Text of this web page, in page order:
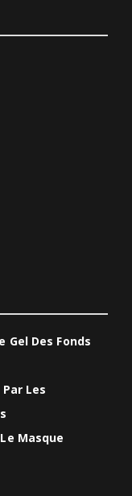
Gel Des Fonds
Les
Masque